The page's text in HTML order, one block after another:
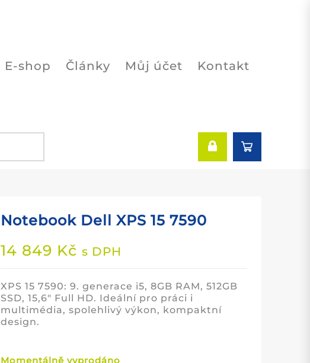
E-shop Články Můj účet Kontakt
Notebook Dell XPS 15 7590
14 849 Kč s DPH
XPS 15 7590: 9. generace i5, 8GB RAM, 512GB
SSD, 15,6″ Full HD. Ideální pro práci i
multimédia, spolehlivý výkon, kompaktní
design.
Momentálně vyprodáno